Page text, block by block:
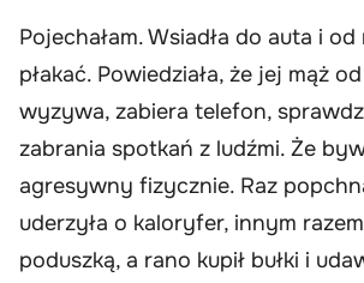
Pojechałam. Wsiadła do auta i od
płakać. Powiedziała, że jej mąż
wyzywa, zabiera telefon,
zabrania spotkań z ludźmi. Że
agresywny fizycznie. Raz
uderzyła o kaloryfer, innym
poduszką, a rano kupił bułki i